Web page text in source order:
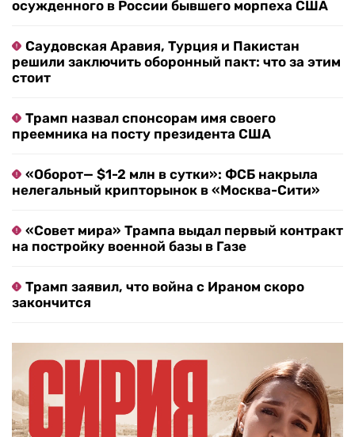
осужденного в России бывшего морпеха США
Саудовская Аравия, Турция и Пакистан
решили заключить оборонный пакт: что за этим
стоит
Трамп назвал спонсорам имя своего
преемника на посту президента США
«Оборот— $1-2 млн в сутки»: ФСБ накрыла
нелегальный крипторынок в «Москва-Сити»
«Совет мира» Трампа выдал первый контракт
на постройку военной базы в Газе
Трамп заявил, что война с Ираном скоро
закончится